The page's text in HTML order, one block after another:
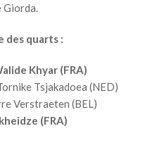
Giorda.
des quarts :
Khyar (FRA)
Tsjakadoea (NED)
Verstraeten (BEL)
(FRA)